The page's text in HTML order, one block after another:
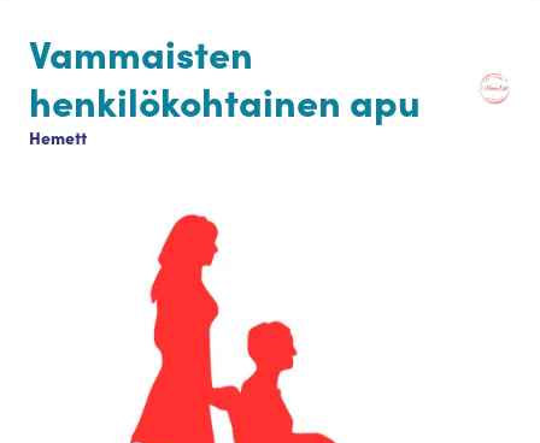
Vammaisten
henkilökohtainen apu
Hemett